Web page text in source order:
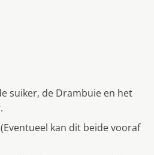
suiker, de Drambuie en het
kan dit beide vooraf